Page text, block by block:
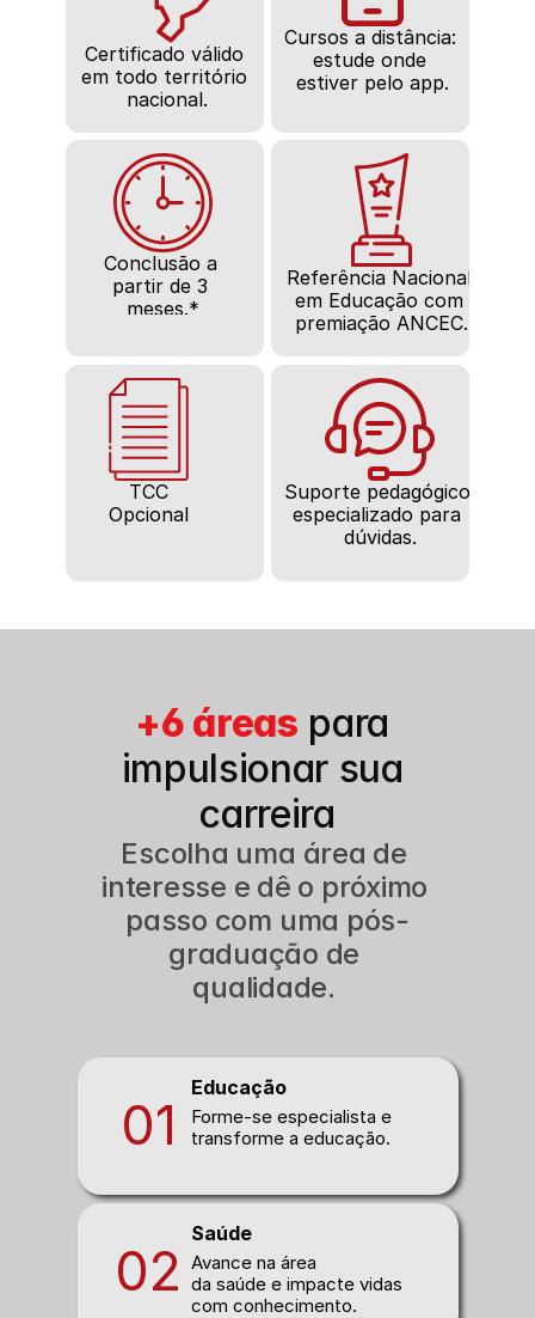
Certificado válido
em todo território
nacional.
Cursos a distância:
estude onde
estiver pelo app.
Conclusão a
partir de 3
meses.*
Referência Nacional
em Educação com
premiação ANCEC.
TCC
Opcional
Suporte pedagógico
especializado para
dúvidas.
+6 áreas para
impulsionar sua
carreira
Escolha uma área de
interesse e dê o próximo
passo com uma pós-
graduação de
qualidade.
01
Educação
Forme-se especialista e
transforme a educação.
02
Saúde
Avance na área
da saúde e impacte vidas
com conhecimento.